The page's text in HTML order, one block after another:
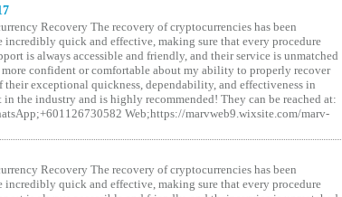
Recovery The recovery of cryptocurrencies has been
quick and effective, making sure that every procedure
is always accessible and friendly, and their service is unmatched
confident or comfortable about my ability to properly recover
exceptional quickness, dependability, and effectiveness in
the industry and is highly recommended! They can be reached at:
Web;https://marvweb9.wixsite.com/marv-
Recovery The recovery of cryptocurrencies has been
quick and effective, making sure that every procedure